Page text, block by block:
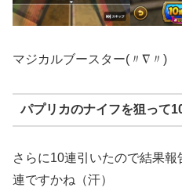
マジカルブースター(〃∇〃)
パプリカのナイフを狙って
さらに10連引いたので結果
連ですかね（汗）